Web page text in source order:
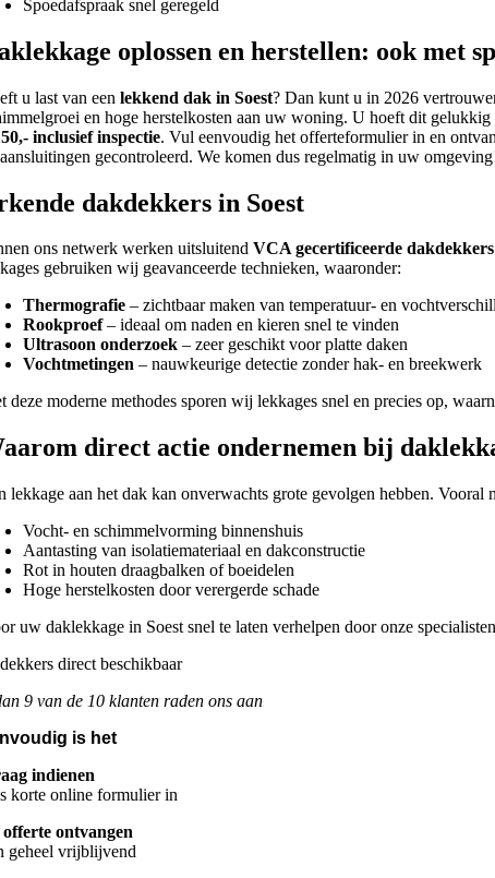
Spoedafspraak snel geregeld
oplossen en herstellen: ook met
u last van eenlekkend dak in Soest? Dan kunt u in 2026
en hoge herstelkosten aan uw woning. U hoeft dit
inclusief inspectie. Vul eenvoudig het offerteformulier in en
gecontroleerd. We komen dus regelmatig in uw
dakdekkers in Soest
ons netwerk werken uitsluitendVCA gecertificeerde dakdekkers
gebruiken wij geavanceerde technieken, waaronder:
Thermografie – zichtbaar maken van temperatuur- en
Rookproef– ideaal om naden en kieren snel te vinden
Ultrasoon onderzoek – zeer geschikt voor platte daken
Vochtmetingen – nauwkeurige detectie zonder hak- en breekwerk
deze moderne methodes sporen wij lekkages snel en precies op,
direct actie ondernemen bij
lekkage aan het dak kan onverwachts grote gevolgen hebben.
Vocht- en schimmelvorming binnenshuis
Aantasting van isolatiemateriaal en dakconstructie
Rot in houten draagbalken of boeidelen
Hoge herstelkosten door verergerde schade
uw daklekkage in Soest snel te laten verhelpen door onze
9 van de 10 klanten raden ons aan
is het
indienen
korte online formulier in
ontvangen
geheel vrijblijvend